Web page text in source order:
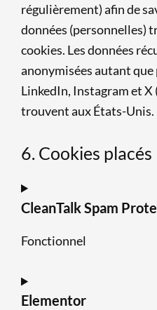
régulièrement) afin de
données (personnelles)
cookies. Les données
anonymisées autant que
LinkedIn, Instagram et
trouvent aux États-Unis.
6. Cookies placés
CleanTalk Spam
Fonctionnel
Elementor